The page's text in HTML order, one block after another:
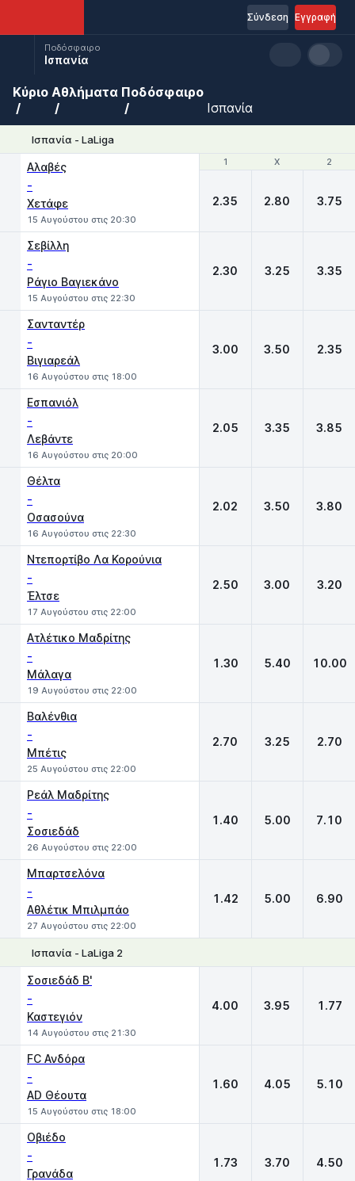
Εγγραφή
Σύνδεση
Ποδόσφαιρο
Ισπανία
Κύριο Αθλήματα Ποδόσφαιρο
Ισπανία
Ισπανία - LaLiga
1 X 2
Αλαβές
-
Χετάφε
15 Αυγούστου στις 20:30
1 X 2
2.35 2.80 3.75
Σεβίλλη
-
Ράγιο Βαγιεκάνο
15 Αυγούστου στις 22:30
2.30 3.25 3.35
Σανταντέρ
-
Βιγιαρεάλ
16 Αυγούστου στις 18:00
3.00 3.50 2.35
Εσπανιόλ
-
Λεβάντε
16 Αυγούστου στις 20:00
2.05 3.35 3.85
Θέλτα
-
Οσασούνα
16 Αυγούστου στις 22:30
2.02 3.50 3.80
Ντεπορτίβο Λα Κορούνια
-
Έλτσε
17 Αυγούστου στις 22:00
2.50 3.00 3.20
Ατλέτικο Μαδρίτης
-
Μάλαγα
19 Αυγούστου στις 22:00
1.30 5.40 10.00
Βαλένθια
-
Μπέτις
25 Αυγούστου στις 22:00
2.70 3.25 2.70
Ρεάλ Μαδρίτης
-
Σοσιεδάδ
26 Αυγούστου στις 22:00
1.40 5.00 7.10
Μπαρτσελόνα
-
Αθλέτικ Μπιλμπάο
27 Αυγούστου στις 22:00
1.42 5.00 6.90
Ισπανία - LaLiga 2
Σοσιεδάδ Β'
-
Καστεγιόν
14 Αυγούστου στις 21:30
4.00 3.95 1.77
FC Ανδόρα
-
AD Θέουτα
15 Αυγούστου στις 18:00
1.60 4.05 5.10
Οβιέδο
-
Γρανάδα
1.73 3.70 4.50